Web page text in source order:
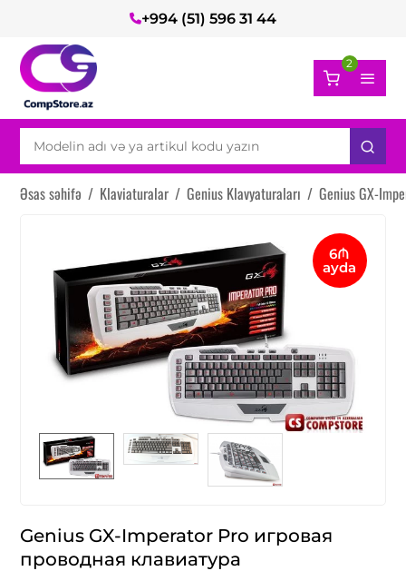
+994 (51) 596 31 44
2
Əsas səhifə / Klaviaturalar / Genius Klavyaturaları / Genius GX-
6₼
ayda
Genius GX-Imperator Pro игровая
проводная клавиатура